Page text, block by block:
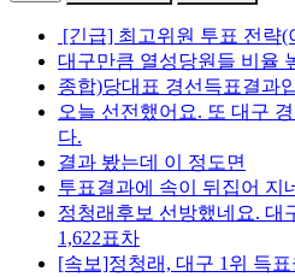
[긴급] 최고위원 투표 전략(
대구만큼 열성당원들 비율
종합)당대표 경선득표결과
오늘 선전했어요. 또 대구
다.
결과 봤는데 이 정도면
투표결과에 속이 뒤집어 지
정청래후보 선방했네요. 대
1,622표차
[속보]정청래, 대구 1위 득